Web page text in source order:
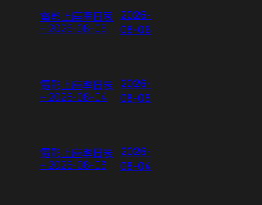
電影上座率日表
– 2026-08-05
2026-
08-06
電影上座率日表
– 2026-08-04
2026-
08-05
電影上座率日表
– 2026-08-03
2026-
08-04